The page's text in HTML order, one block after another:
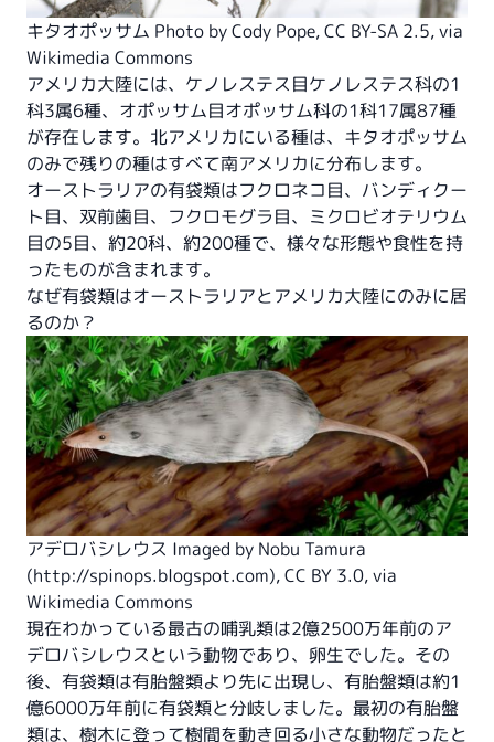
キタオポッサム Photo byCody Pope,CC BY-SA 2.5, via
Wikimedia Commons
アメリカ大陸には、ケノレステス目ケノレステス科の1
科3属6種、オポッサム目オポッサム科の1科17属87種
が存在します。北アメリカにいる種は、キタオポッサム
のみで残りの種はすべて南アメリカに分布します。
オーストラリアの有袋類はフクロネコ目、バンディクー
ト目、双前歯目、フクロモグラ目、ミクロビオテリウム
目の5目、約20科、約200種で、様々な形態や食性を持
ったものが含まれます。
なぜ有袋類はオーストラリアとアメリカ大陸にのみに居
るのか？
アデロバシレウス Imaged by Nobu Tamura
(http://spinops.blogspot.com),CC BY 3.0, via
Wikimedia Commons
現在わかっている最古の哺乳類は2億2500万年前のア
デロバシレウスという動物であり、卵生でした。その
後、有袋類は有胎盤類より先に出現し、有胎盤類は約1
億6000万年前に有袋類と分岐しました。最初の有胎盤
類は、樹木に登って樹間を動き回る小さな動物だったと